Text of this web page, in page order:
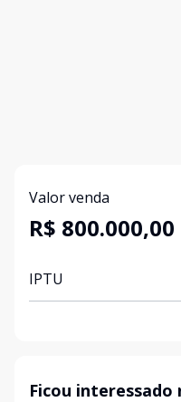
Valor venda
R$ 800.000,00
IPTU
Ficou interessado